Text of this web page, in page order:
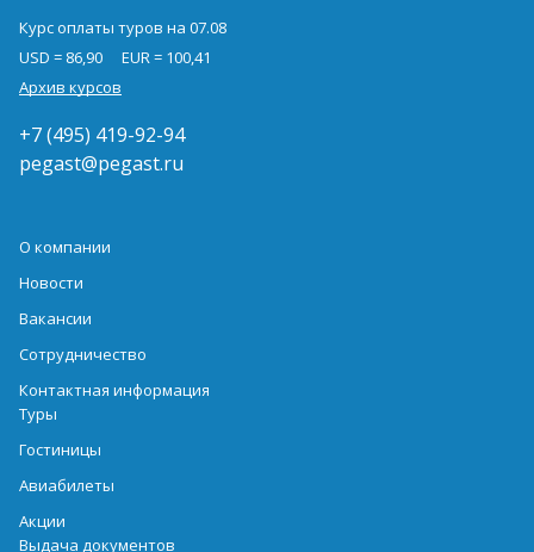
Курс оплаты туров на 07.08
USD = 86,90
EUR = 100,41
Архив курсов
+7 (495) 419-92-94
pegast@pegast.ru
О компании
Новости
Вакансии
Сотрудничество
Контактная информация
Туры
Гостиницы
Авиабилеты
Акции
Выдача документов